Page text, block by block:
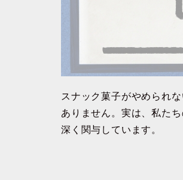
スナック菓子がやめられ
ありません。実は、私た
深く関与しています。